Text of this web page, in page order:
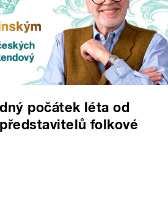
počátek léta od
folkové